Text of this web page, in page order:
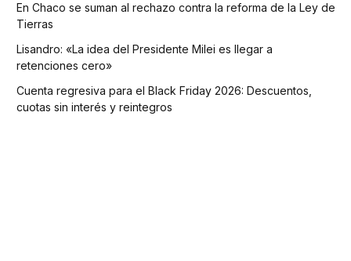
En Chaco se suman al rechazo contra la reforma de la Ley de
Tierras
Lisandro: «La idea del Presidente Milei es llegar a
retenciones cero»
Cuenta regresiva para el Black Friday 2026: Descuentos,
cuotas sin interés y reintegros